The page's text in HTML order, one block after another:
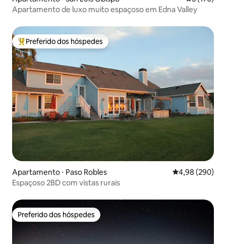
Apartamento de luxo muito espaçoso em Edna Valley
Entre os melhores preferidos dos hóspedes
Preferido dos hóspedes
Apartamento ⋅ Paso Robles 4,98 de uma
4,98 (290)
Espaçoso 2BD com vistas rurais
Preferido dos hóspedes
Preferido dos hóspedes